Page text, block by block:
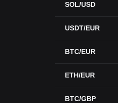
SOL/USD
USDT/EUR
BTC/EUR
ETH/EUR
BTC/GBP